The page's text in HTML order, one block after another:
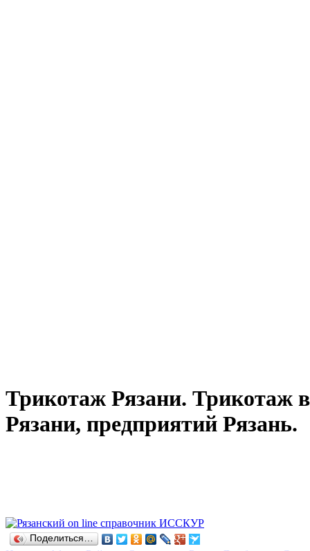
Трикотаж Рязани. Трикотаж
Рязани, предприятий Рязань.
Поделиться…